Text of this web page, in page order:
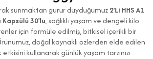
sunmaktan gurur duyduğumuz2'Li HHS A1
30'lu, sağlıklı yaşam ve dengeli kilo
için formüle edilmiş, bitkisel içerikli bir
doğal kaynaklı özlerden elde edilen
kullanarak günlük yaşam tarzınızı